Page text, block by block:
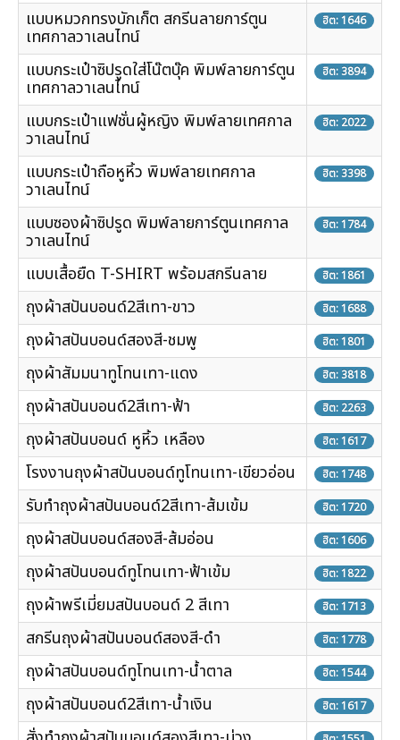
แบบหมวกทรงบักเก็ต สกรีนลายการ์ตูน
เทศกาลวาเลนไทน์
ฮิต: 1646
แบบกระเป๋าซิปรูดใส่โน๊ตบุ๊ค พิมพ์ลายการ์ตูน
เทศกาลวาเลนไทน์
ฮิต: 3894
แบบกระเป๋าแฟชั่นผู้หญิง พิมพ์ลายเทศกาล
วาเลนไทน์
ฮิต: 2022
แบบกระเป๋าถือหูหิ้ว พิมพ์ลายเทศกาล
วาเลนไทน์
ฮิต: 3398
แบบซองผ้าซิปรูด พิมพ์ลายการ์ตูนเทศกาล
วาเลนไทน์
ฮิต: 1784
แบบเสื้อยืด T-SHIRT พร้อมสกรีนลาย ฮิต: 1861
ถุงผ้าสปันบอนด์2สีเทา-ขาว ฮิต: 1688
ถุงผ้าสปันบอนด์สองสี-ชมพู ฮิต: 1801
ถุงผ้าสัมมนาทูโทนเทา-แดง ฮิต: 3818
ถุงผ้าสปันบอนด์2สีเทา-ฟ้า ฮิต: 2263
ถุงผ้าสปันบอนด์ หูหิ้ว เหลือง ฮิต: 1617
โรงงานถุงผ้าสปันบอนด์ทูโทนเทา-เขียวอ่อน ฮิต: 1748
รับทำถุงผ้าสปันบอนด์2สีเทา-ส้มเข้ม ฮิต: 1720
ถุงผ้าสปันบอนด์สองสี-ส้มอ่อน ฮิต: 1606
ถุงผ้าสปันบอนด์ทูโทนเทา-ฟ้าเข้ม ฮิต: 1822
ถุงผ้าพรีเมี่ยมสปันบอนด์ 2 สีเทา ฮิต: 1713
สกรีนถุงผ้าสปันบอนด์สองสี-ดำ ฮิต: 1778
ถุงผ้าสปันบอนด์ทูโทนเทา-น้ำตาล ฮิต: 1544
ถุงผ้าสปันบอนด์2สีเทา-น้ำเงิน ฮิต: 1617